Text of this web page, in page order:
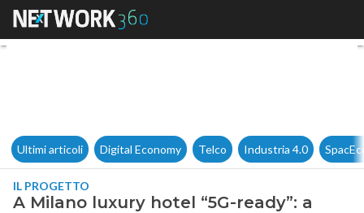
A Milano luxury hotel “5G-
Ultimi articoli Digital Economy Telco Industria 4.0
IL PROGETTO
A Milano luxury hotel “5G-ready”: a